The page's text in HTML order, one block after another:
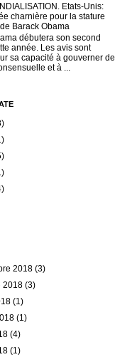
Etats-Unis:
charnière pour la stature
Barack Obama
débutera son second
année. Les avis sont
sa capacité à gouverner de
et à ...
2018(3)
2018(3)
(1)
(1)
(4)
(1)